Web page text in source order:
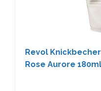
Revol
Rose Aurore